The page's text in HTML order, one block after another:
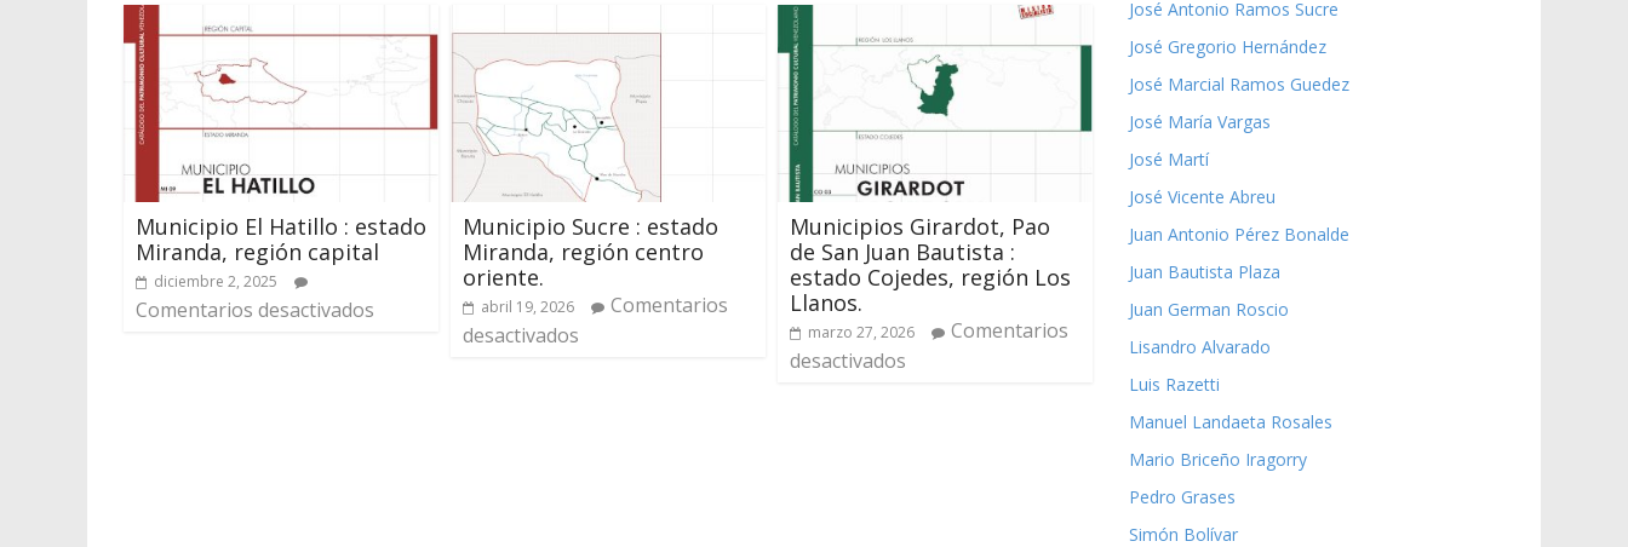
Municipio El Hatillo : estado
Miranda, región capital
diciembre 2, 2025
Comentarios desactivados
Municipio Sucre : estado
Miranda, región centro
oriente.
abril 19, 2026
Comentarios
desactivados
Municipios Girardot, Pao
de San Juan Bautista :
estado Cojedes, región Los
Llanos.
marzo 27, 2026
Comentarios
desactivados
José Antonio Ramos Sucre
José Gregorio Hernández
José Marcial Ramos Guedez
José María Vargas
José Martí
José Vicente Abreu
Juan Antonio Pérez Bonalde
Juan Bautista Plaza
Juan German Roscio
Lisandro Alvarado
Luis Razetti
Manuel Landaeta Rosales
Mario Briceño Iragorry
Pedro Grases
Simón Bolívar